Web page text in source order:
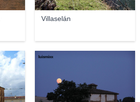
Villaselán
luismixx